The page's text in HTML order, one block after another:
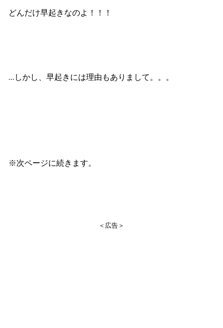
どんだけ早起きなのよ！！！
…しかし、早起きには理由もありまして。。。
※次ページに続きます。
＜広告＞